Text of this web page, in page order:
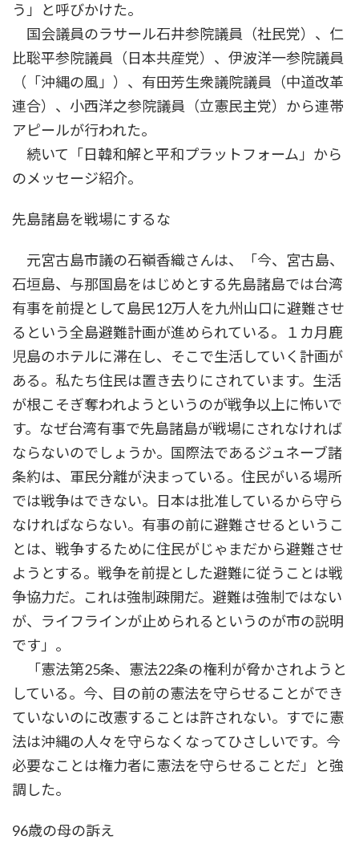
う」と呼びかけた。
国会議員のラサール石井参院議員（社民党）、仁
比聡平参院議員（日本共産党）、伊波洋一参院議員
（「沖縄の風」）、有田芳生衆議院議員（中道改革
連合）、小西洋之参院議員（立憲民主党）から連帯
アピールが行われた。
続いて「日韓和解と平和プラットフォーム」から
のメッセージ紹介。
先島諸島を戦場にするな
元宮古島市議の石嶺香織さんは、「今、宮古島、
石垣島、与那国島をはじめとする先島諸島では台湾
有事を前提として島民12万人を九州山口に避難させ
るという全島避難計画が進められている。１カ月鹿
児島のホテルに滞在し、そこで生活していく計画が
ある。私たち住民は置き去りにされています。生活
が根こそぎ奪われようというのが戦争以上に怖いで
す。なぜ台湾有事で先島諸島が戦場にされなければ
ならないのでしょうか。国際法であるジュネーブ諸
条約は、軍民分離が決まっている。住民がいる場所
では戦争はできない。日本は批准しているから守ら
なければならない。有事の前に避難させるというこ
とは、戦争するために住民がじゃまだから避難させ
ようとする。戦争を前提とした避難に従うことは戦
争協力だ。これは強制疎開だ。避難は強制ではない
が、ライフラインが止められるというのが市の説明
です」。
「憲法第25条、憲法22条の権利が脅かされようと
している。今、目の前の憲法を守らせることができ
ていないのに改憲することは許されない。すでに憲
法は沖縄の人々を守らなくなってひさしいです。今
必要なことは権力者に憲法を守らせることだ」と強
調した。
96歳の母の訴え